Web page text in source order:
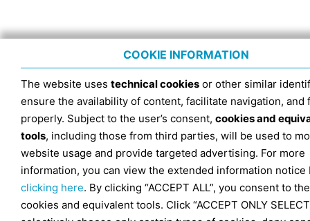
COOKIE INFORMATION
The website uses technical cookies or other similar
ensure the availability of content, facilitate navigation, and
properly. Subject to the user’s consent, cookies and
tools, including those from third parties, will be used to
website usage and provide targeted advertising. For more
information, you can view the extended information notice
clicking here. By clicking “ACCEPT ALL”, you consent to
cookies and equivalent tools. Click “ACCEPT ONLY